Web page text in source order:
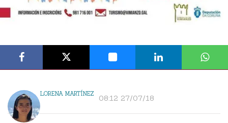
LORENA MARTÍNEZ 08:12 27/07/18